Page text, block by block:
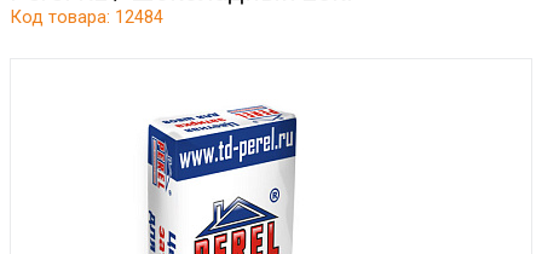
Код товара: 12484